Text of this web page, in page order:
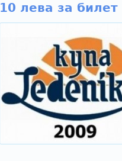
10 лева за